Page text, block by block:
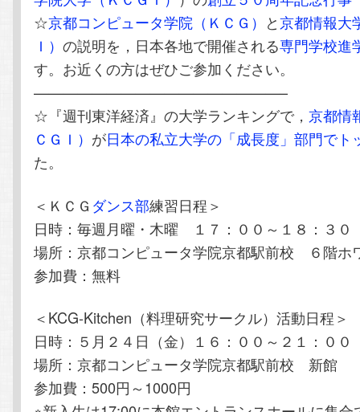
☆京都コンピュータ学院（ＫＣＧ） と京都情報大
Ｉ）の説明を，日本各地で開催される専門学校進
す。お近くの方はぜひご参加ください。
—————————————————–
☆『週刊東洋経済』の大学ランキングで，京都情
ＣＧＩ） が日本の私立大学の「成長度」部門でト
た。
＜ＫＣＧ ダンス部練習日程＞
日時：毎週月曜・木曜 １７：００～１８：３０
場所：京都コンピュータ学院京都駅前校 ６階ホ
参加費：無料
＜KCG-Kitchen（料理研究サークル）活動日程＞
日時：５月２４日（金）１６：００～２１：００
場所：京都コンピュータ学院京都駅前校 新館
参加費：500円～1000円